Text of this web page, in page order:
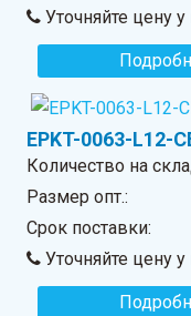
Уточняйте цену
EPKT-0063-L12-
Количество на
Размер опт.:
Срок поставки:
Уточняйте цену